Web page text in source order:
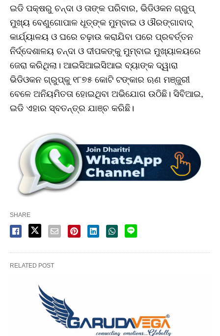
ଇଡି ପକ୍ଷରୁ ଚନ୍ଦା ଓ ତାଙ୍କ ପରିବାର, ଭିଡିଓକନ ଗ୍ରୁପ୍‌
ମୁଖ୍ୟ ବେଣୁଗୋପାଳ ଧୂତ୍‌ଙ୍କ ମୁମ୍ବାଇ ଓ ଔରଙ୍ଗାବାଦ୍‌
କାର୍ଯ୍ୟାଳୟ ଓ ଘରେ ଚଢ଼ାଉ କରାଯିବା ପରେ ପ୍ରବର୍ତ୍ତନ
ନିର୍ଦ୍ଦେଶାଳୟ ଚନ୍ଦା ଓ ଦୀପକଙ୍କୁ ମୁମ୍ବାଇ ମୁଖ୍ୟାଳୟରେ
ଜେରା କରିଥିଲା। ଆଇସିଆଇସିଆଇ ବ୍ୟାଙ୍କ ଦ୍ୱାରା
ଭିଡିଓକନ ଗ୍ରୁପ୍‌କୁ ୧୮୭୫ କୋଟି ଟଙ୍କାର ଋଣ ମଞ୍ଜୁରୀ
ବେଳେ ଅନିୟମିତତା ହୋଇଥିବା ଅଭିଯୋଗ ଉଠିଛି। ସିବିଆଇ,
ଇଡି ଏହାର ସ୍ବତନ୍ତ୍ର ଯାଞ୍ଚ କରିଛି।
SHARE
RELATED POST